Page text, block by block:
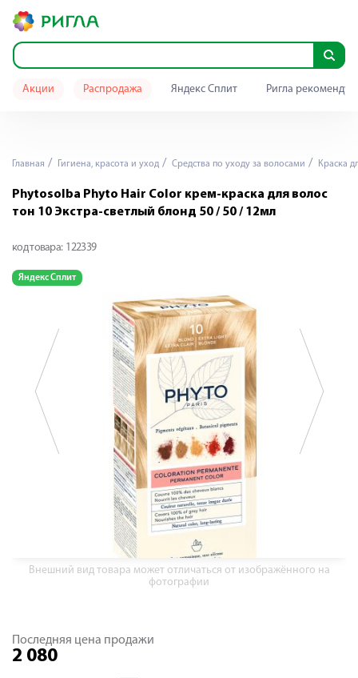
Акции Распродажа Яндекс Сплит Ригла
Главная Гигиена, красота и уход Средства по уходу за волосами Краска
Phytosolba Phyto Hair Color крем-краска для волос
тон 10 Экстра-светлый блонд 50 / 50 / 12мл
код товара: 122339
Яндекс Сплит
Внешний вид товара может отличаться от изображённого на
фотографии
Последняя цена продажи
2 080